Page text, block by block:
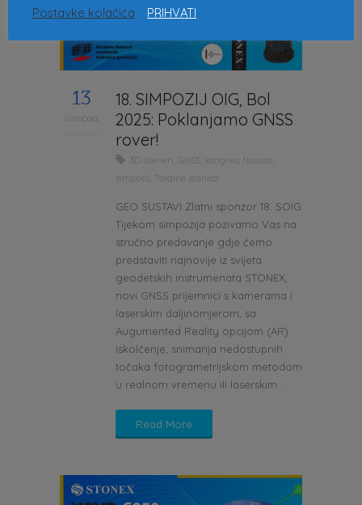
13
listopad
18. SIMPOZIJ OIG, Bol
2025: Poklanjamo GNSS
rover!
3D skeneri kongres Novosti
simpozij
Totalne stanica
GEO SUSTAVI Zlatni sponzor 18. SOIG
Tijekom simpozija pozivamo Vas na
stručno predavanje gdje ćemo
predstaviti najnovije iz svijeta
geodetskih instrumenata STONEX,
novi GNSS prijemnici s kamerama i
laserskim daljinomjerom, sa
Augumented Reality opcijom (AR)
iskolčenje, snimanja nedostupnih
točaka fotogrametrijskom metodom
u realnom vremenu ili laserskim...
Read More
Postavke kolačića
PRIHVATI